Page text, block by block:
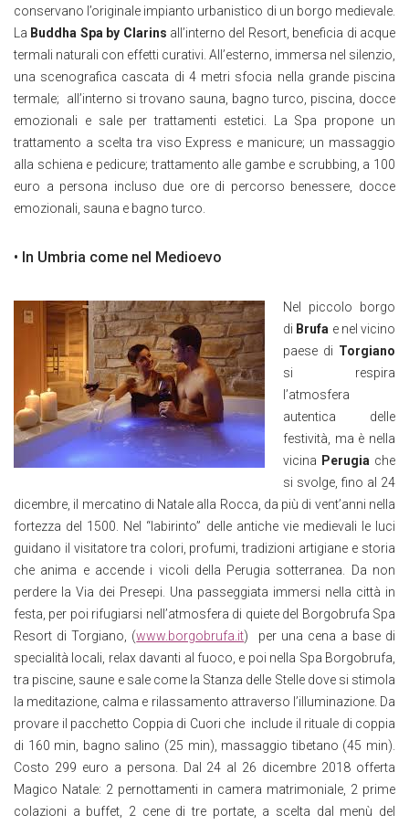
conservano l’originale impianto urbanistico di un borgo medievale.
La Buddha Spa by Clarins all’interno del Resort, beneficia di acque
termali naturali con effetti curativi. All’esterno, immersa nel silenzio,
una scenografica cascata di 4 metri sfocia nella grande piscina
termale; all’interno si trovano sauna, bagno turco, piscina, docce
emozionali e sale per trattamenti estetici. La Spa propone un
trattamento a scelta tra viso Express e manicure; un massaggio
alla schiena e pedicure; trattamento alle gambe e scrubbing, a 100
euro a persona incluso due ore di percorso benessere, docce
emozionali, sauna e bagno turco.
• In Umbria come nel Medioevo
Nel piccolo borgo
di Brufa e nel vicino
paese di Torgiano
si respira
l’atmosfera
autentica delle
festività, ma è nella
vicina Perugia che
si svolge, fino al 24
dicembre, il mercatino di Natale alla Rocca, da più di vent’anni nella
fortezza del 1500. Nel “labirinto” delle antiche vie medievali le luci
guidano il visitatore tra colori, profumi, tradizioni artigiane e storia
che anima e accende i vicoli della Perugia sotterranea. Da non
perdere la Via dei Presepi. Una passeggiata immersi nella città in
festa, per poi rifugiarsi nell’atmosfera di quiete del Borgobrufa Spa
Resort di Torgiano, (www.borgobrufa.it) per una cena a base di
specialità locali, relax davanti al fuoco, e poi nella Spa Borgobrufa,
tra piscine, saune e sale come la Stanza delle Stelle dove si stimola
la meditazione, calma e rilassamento attraverso l’illuminazione. Da
provare il pacchetto Coppia di Cuori che include il rituale di coppia
di 160 min, bagno salino (25 min), massaggio tibetano (45 min).
Costo 299 euro a persona. Dal 24 al 26 dicembre 2018 offerta
Magico Natale: 2 pernottamenti in camera matrimoniale, 2 prime
colazioni a buffet, 2 cene di tre portate, a scelta dal menù del